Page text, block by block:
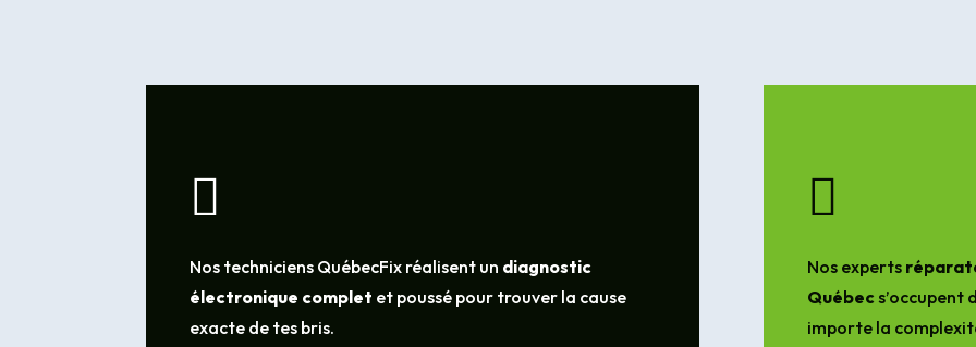

Nos techniciens QuébecFix réalisent un diagnostic
électronique complet et poussé pour trouver la cause
exacte de tes bris.

Nos experts
Québecs’occupent
importe la